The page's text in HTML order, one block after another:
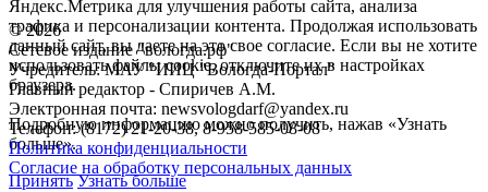
©2026
Сетевое издание "вологда.рф"
Учредитель: МАУ "ИИЦ "Вологда-Портал"
Главный редактор - Спиричев А.М.
Электронная почта: newsvologdarf@yandex.ru
Телефон: (8172) 21-20-38, 8-958-585-08-08
Политика конфиденциальности
Согласие на обработку персональных данных
Яндекс.Метрика для улучшения работы сайта, анализа
трафика и персонализации контента. Продолжая использовать
данный сайт, вы даете на это свое согласие. Если вы не хотите
использовать файлы cookie, отключите их в настройках
браузера.
Подробную информацию можно получить, нажав «Узнать
больше».
Принять Узнать больше